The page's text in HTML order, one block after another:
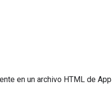
en un archivo HTML de